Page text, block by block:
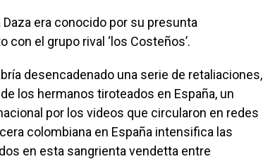
era conocido por su presunta
el grupo rival ‘los Costeños’.
desencadenado una serie de retaliaciones,
los hermanos tiroteados en España, un
por los videos que circularon en redes
colombiana en España intensifica las
en esta sangrienta vendetta entre